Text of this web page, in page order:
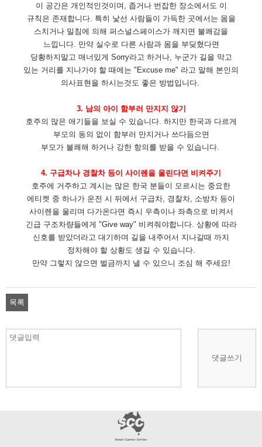
이 공간은 개인적인것이며, 좁거나 번잡한 장소에서도 이
규칙은 존재합니다. 특히 낯선 사람들이 가득한 곳에서는 몸을
스치거나 밀침에 의해 퍼스널스페이스가 깨지면 불쾌감을
느낍니다. 만약 실수로 다른 사람과 몸을 부딪혔다면
당황하지말고 매너있게 Sorry라고 하거나, 누군가 길을 막고
있는 거리를 지나가야 할 때에는 "Excuse me" 라고 말해 본인의
의사표현을 하시는것도 좋은 방법입니다.
3. 남의 아이 함부러 만지지 않기
호주의 많은 애기들을 보실 수 있습니다. 하지만 한국과 다르게
부모의 동의 없이 함부러 만지거나 쓰다듬으면
부모가 불쾌해 하거나 강한 항의를 받을 수 있습니다.
4. 구급차나 경찰차 등이 사이렌을 울린다면 비켜주기
호주에 거주하고 계시는 많은 한국 분들이 모르시는 중요한
에티켓 중 하나가 운전 시 뒤에서 구급차, 경찰차, 소방차 등이
사이렌을 울리며 다가온다면 즉시 우측이나 좌측으로 비켜서
긴급 구조차량들에게 "Give way" 비켜줘야합니다. 상황에 따라
신호를 받았더라고 대기하며 길을 내주어서 지나갈때 까지
정차해야 할 상황도 생길 수 있습니다.
만약 그렇지 않으면 벌금까지 낼 수 있으니 조심 해 주세요!
목록
댓글쓰기